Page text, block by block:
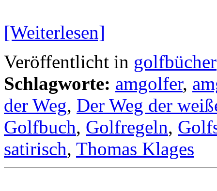
[Weiterlesen]
Veröffentlicht in golfbücher
Schlagworte: amgolfer,
der Weg, Der Weg der
Golfbuch, Golfregeln,
satirisch, Thomas Klages